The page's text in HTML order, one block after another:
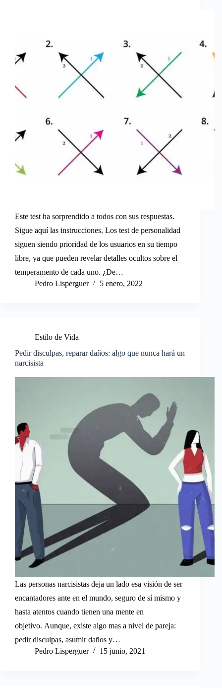
Este test ha sorprendido a todos con sus respuestas.
Sigue aquí las instrucciones. Los test de personalidad
siguen siendo prioridad de los usuarios en su tiempo
libre, ya que pueden revelar detalles ocultos sobre el
temperamento de cada uno. ¿De…
Pedro Lisperguer
5 enero, 2022
Estilo de Vida
Pedir disculpas, reparar daños: algo que nunca hará un
narcisista
Las personas narcisistas deja un lado esa visión de ser
encantadores ante en el mundo, seguro de sí mismo y
hasta atentos cuando tienen una mente en
objetivo. Aunque, existe algo mas a nivel de pareja:
pedir disculpas, asumir daños y…
Pedro Lisperguer
15 junio, 2021